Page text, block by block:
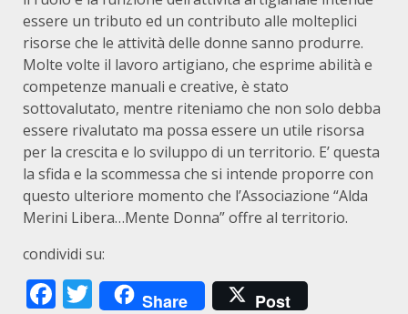
essere un tributo ed un contributo alle molteplici
risorse che le attività delle donne sanno produrre.
Molte volte il lavoro artigiano, che esprime abilità e
competenze manuali e creative, è stato
sottovalutato, mentre riteniamo che non solo debba
essere rivalutato ma possa essere un utile risorsa
per la crescita e lo sviluppo di un territorio. E’ questa
la sfida e la scommessa che si intende proporre con
questo ulteriore momento che l’Associazione “Alda
Merini Libera…Mente Donna” offre al territorio.
condividi su:
Facebook
Twitter
Share Post